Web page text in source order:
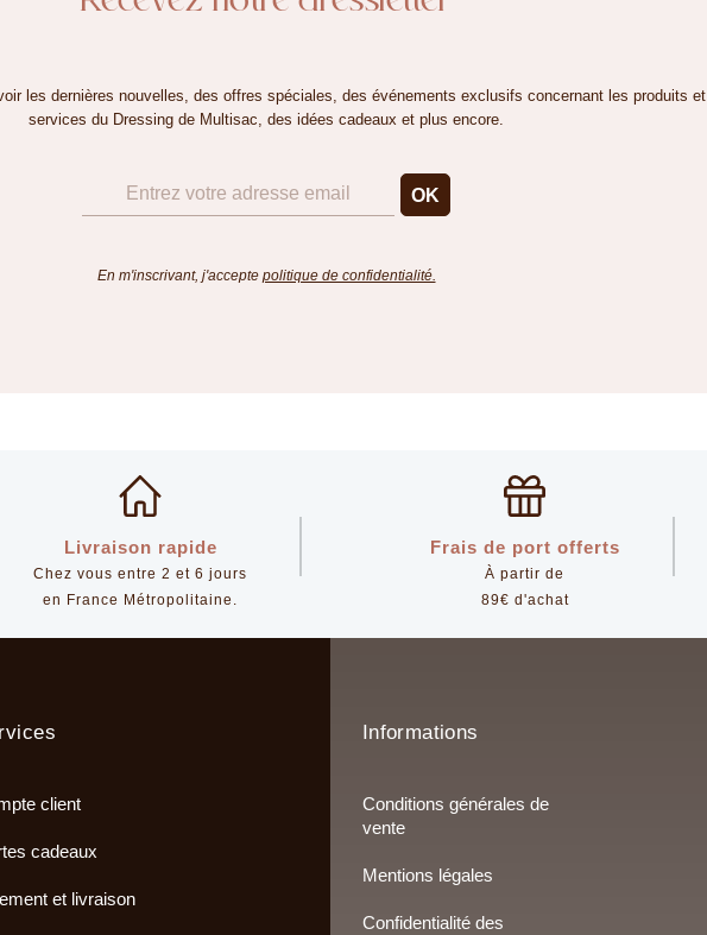
les dernières nouvelles, des offres spéciales, des événements exclusifs concernant les produits et
services du Dressing de Multisac, des idées cadeaux et plus encore.
En m'inscrivant, j'accepte politique de confidentialité.
Livraison rapide
Chez vous entre 2 et 6 jours
en France Métropolitaine.
Frais de port offerts
À partir de
89€ d'achat
client
cadeaux
et livraison
Informations
Conditions générales de
vente
Mentions légales
Confidentialité des